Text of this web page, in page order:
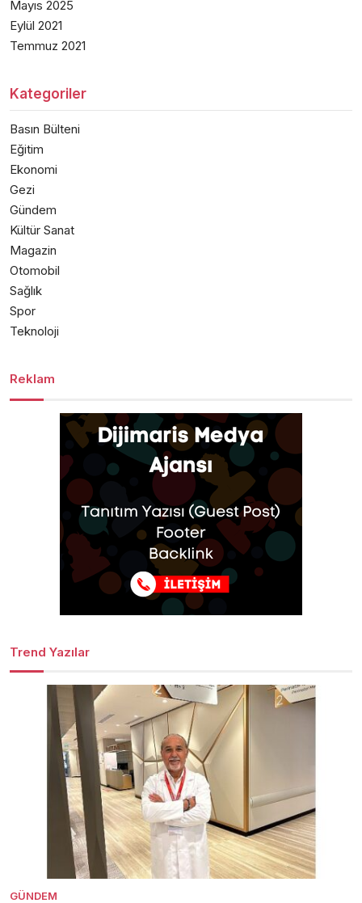
Mayıs 2025
Eylül 2021
Temmuz 2021
Kategoriler
Basın Bülteni
Eğitim
Ekonomi
Gezi
Gündem
Kültür Sanat
Magazin
Otomobil
Sağlık
Spor
Teknoloji
Reklam
Trend Yazılar
GÜNDEM